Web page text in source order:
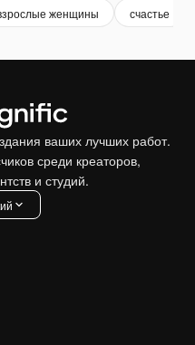
женщины счастье
ваших лучших работ.
среди креаторов,
и студий.